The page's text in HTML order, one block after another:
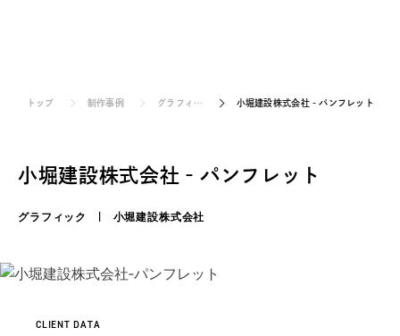
トップ 制作事例 グラフィ… 小堀建設株式会社‐パンフレット
小堀建設株式会社‐パンフレット
グラフィック | 小堀建設株式会社
CLIENT DATA